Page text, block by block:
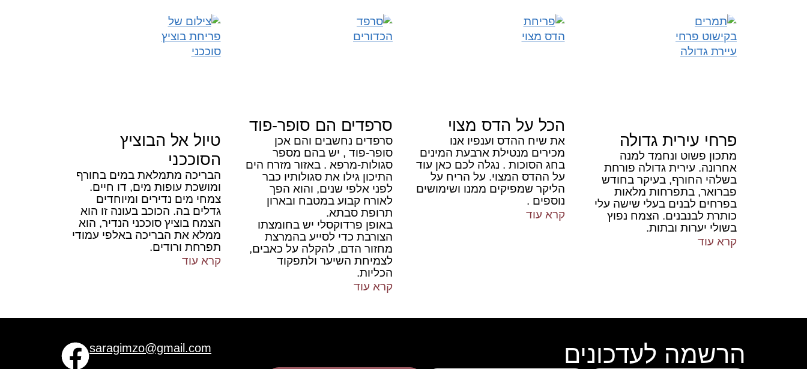
פרחי עירית גדולה
מתכון פשוט ונחמד למנה
אחרונה. עירית גדולה פורחת
בשלהי החורף, בעיקר בחודש
פברואר, בתפרחות מלאות
בפרחים לבנים בעלי שישה עלי
כותרת לבנבנים. הצמח נפוץ
בשולי יערות ובתות.
קרא עוד
הכל על הדס מצוי
את שיח ההדס וענפיו אנו
מכירים מנטילת ארבעת המינים
בחג הסוכות . נגלה לכם כאן עוד
על ההדס המצוי. על הריח על
הליקר שמפיקים ממנו ושימושים
נוספים .
קרא עוד
סרפדים הם סופר-פוד
סרפדים נחשבים והם אכן
סופר-פוד , יש בהם מספר
סגולות-מרפא . באזור מזרח הים
התיכון גילו את סגולותיו כבר
לפני אלפי שנים, והוא הפך
לאורח קבוע במטבח ובארון
תרופת סבתא.
באופן פרדוקסלי יש בחומצתו
הצורבת כדי לסייע בהמרצת
מחזור הדם, להקלה על כאבים,
לצמיחת השיער ולתפקוד
הכליות.
קרא עוד
טיול אל הבוציץ
הסוככני
הבריכה מתמלאת במים בחורף
ומושכת עופות מים, דו חיים.
צמחי מים נדירים ומיוחדים
גדלים בה. הכוכב בעונה זו הוא
הצמח בוציץ סוככני הנדיר, הוא
ממלא את הבריכה באלפי עמודי
תפרחת ורודים.
קרא עוד
הרשמה לעדכונים saragimzo@gmail.com